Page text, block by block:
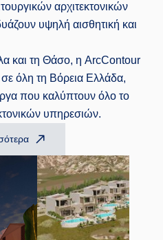
αρχιτεκτονικών
υψηλή αισθητική και
και τη Θάσο, η ArcContour
σε όλη τη Βόρεια Ελλάδα,
που καλύπτουν όλο το
υπηρεσιών.